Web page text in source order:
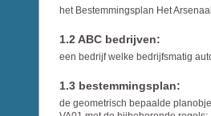
het Bestemmingsplan Het
1.2 ABC bedrijven:
een bedrijf welke bedrijfsmatig
1.3 bestemmingsplan:
de geometrisch bepaalde